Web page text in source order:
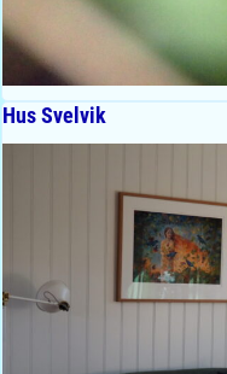
Hus Svelvik